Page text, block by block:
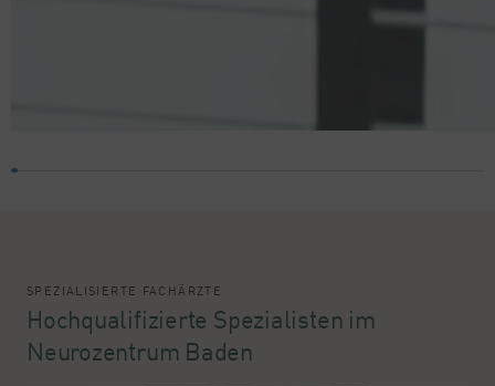
SPEZIALISIERTE FACHÄRZTE
Hochqualifizierte Spezialisten im
Neurozentrum Baden